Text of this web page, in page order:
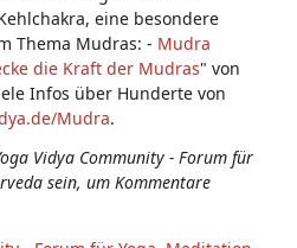
eine besondere
Thema Mudras: - Mudra
die Kraft der Mudras" von
Infos über Hunderte von
Mudra.
Vidya Community - Forum für
sein, um Kommentare